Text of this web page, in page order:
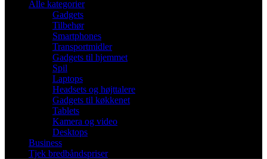
Alle kategorier
Gadgets
Tilbehør
Smartphones
Transportmidler
Gadgets til hjemmet
Spil
Laptops
Headsets og højttalere
Gadgets til køkkenet
Tablets
Kamera og video
Desktops
Business
Tjek bredbåndspriser